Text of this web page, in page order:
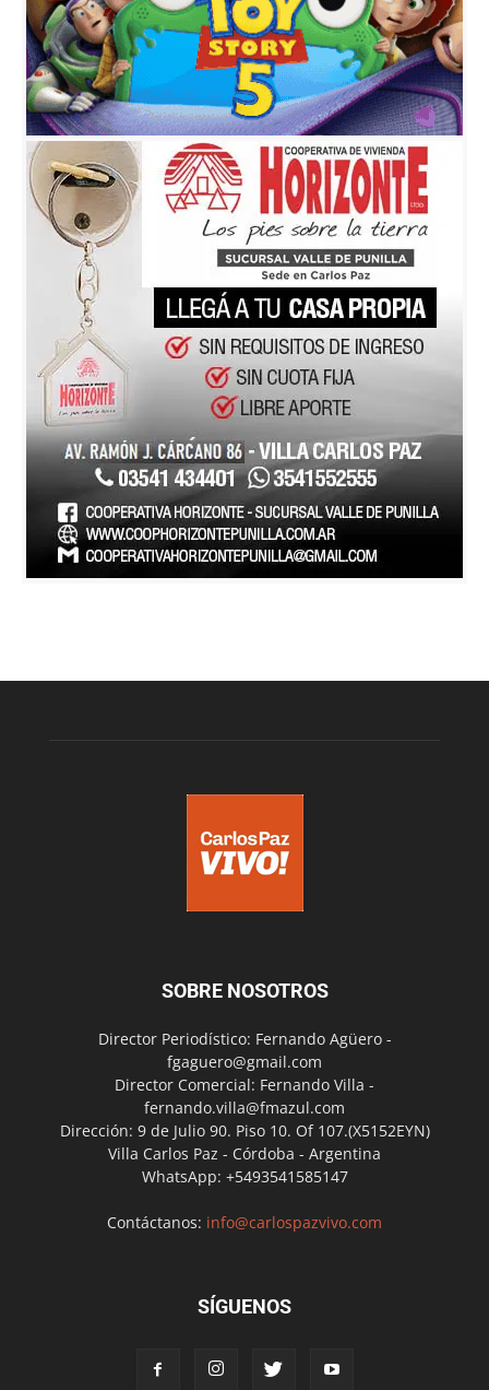
SOBRE NOSOTROS
Director Periodístico: Fernando Agüero -
fgaguero@gmail.com
Director Comercial: Fernando Villa -
fernando.villa@fmazul.com
Dirección: 9 de Julio 90. Piso 10. Of 107.(X5152EYN)
Villa Carlos Paz - Córdoba - Argentina
WhatsApp: +5493541585147
Contáctanos: info@carlospazvivo.com
SÍGUENOS